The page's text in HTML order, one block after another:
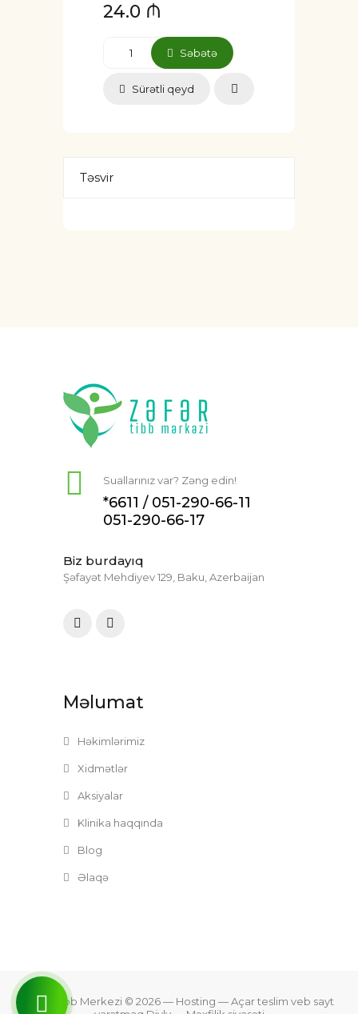
24.0 ₼
Səbətə
Sürətli qeyd
Təsvir
Suallarınız var? Zəng edin!
*6611 / 051-290-66-11
051-290-66-17
Biz burdayıq
Şəfayət Mehdiyev 129, Baku, Azerbaijan
Məlumat
Həkimlərimiz
Xidmətlər
Aksiyalar
Klinika haqqında
Blog
Əlaqə
Zefer Tibb Merkezi © 2026— Hosting —Açar teslim veb sayt